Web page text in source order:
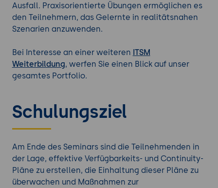
Ausfall. Praxisorientierte Übungen ermöglichen es
den Teilnehmern, das Gelernte in realitätsnahen
Szenarien anzuwenden.
Bei Interesse an einer weiteren ITSM
Weiterbildung, werfen Sie einen Blick auf unser
gesamtes Portfolio.
Schulungsziel
Am Ende des Seminars sind die Teilnehmenden in
der Lage, effektive Verfügbarkeits- und Continuity-
Pläne zu erstellen, die Einhaltung dieser Pläne zu
überwachen und Maßnahmen zur